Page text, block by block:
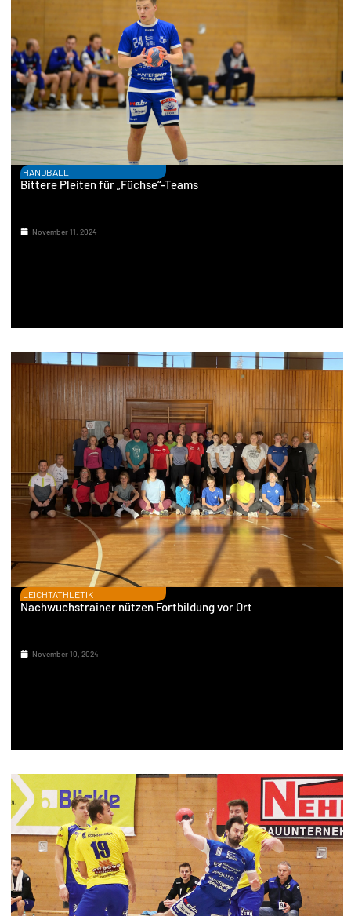
HANDBALL
Bittere Pleiten für „Füchse“-Teams
November 11, 2024
LEICHTATHLETIK
Nachwuchstrainer nützen Fortbildung vor Ort
November 10, 2024